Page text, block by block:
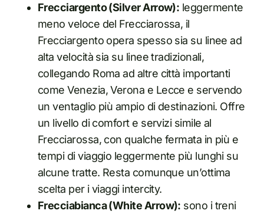
Frecciargento (Silver Arrow): leggermente
meno veloce del Frecciarossa, il
Frecciargento opera spesso sia su linee ad
alta velocità sia su linee tradizionali,
collegando Roma ad altre città importanti
come Venezia, Verona e Lecce e servendo
un ventaglio più ampio di destinazioni. Offre
un livello di comfort e servizi simile al
Frecciarossa, con qualche fermata in più e
tempi di viaggio leggermente più lunghi su
alcune tratte. Resta comunque un’ottima
scelta per i viaggi intercity.
Frecciabianca (White Arrow): sono i treni